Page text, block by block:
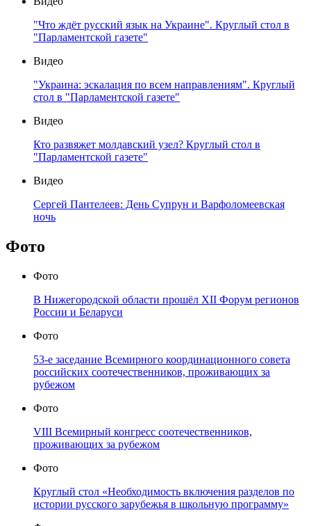
"Что ждёт русский язык на Украине". Круглый стол в
"Парламентской газете"
Видео
"Украина: эскалация по всем направлениям". Круглый
стол в "Парламентской газете"
Видео
Кто развяжет молдавский узел? Круглый стол в
"Парламентской газете"
Видео
Сергей Пантелеев: День Супрун и Варфоломеевская
ночь
Фото
Фото
В Нижегородской области прошёл XII Форум регионов
России и Беларуси
Фото
53-е заседание Всемирного координационного совета
российских соотечественников, проживающих за
рубежом
Фото
VIII Всемирный конгресс соотечественников,
проживающих за рубежом
Фото
Круглый стол «Необходимость включения разделов по
истории русского зарубежья в школьную программу»